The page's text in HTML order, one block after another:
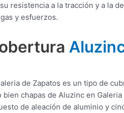
resistencia a la tracción y a la
y esfuerzos.
de Zapatos es un tipo de
chapas de Aluzinc en Galeria
de aleación de aluminio y